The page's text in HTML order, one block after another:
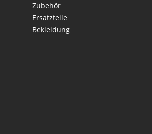
Zubehör
Ersatzteile
Bekleidung